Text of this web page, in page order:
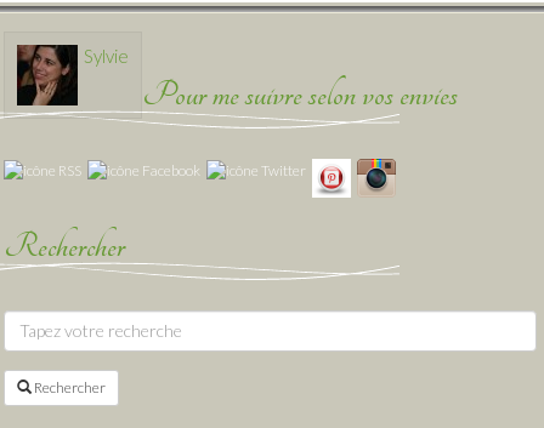
Sylvie
Pour me suivre selon vos envies
Rechercher
Rechercher